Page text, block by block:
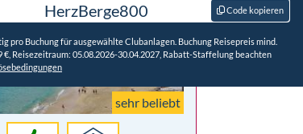
HerzBerge800 Code kopieren
pro Buchung für ausgewählte Clubanlagen. Buchung Reisepreis mind.
€, Reisezeitraum: 05.08.2026-30.04.2027, Rabatt-Staffelung beachten
sehr beliebt